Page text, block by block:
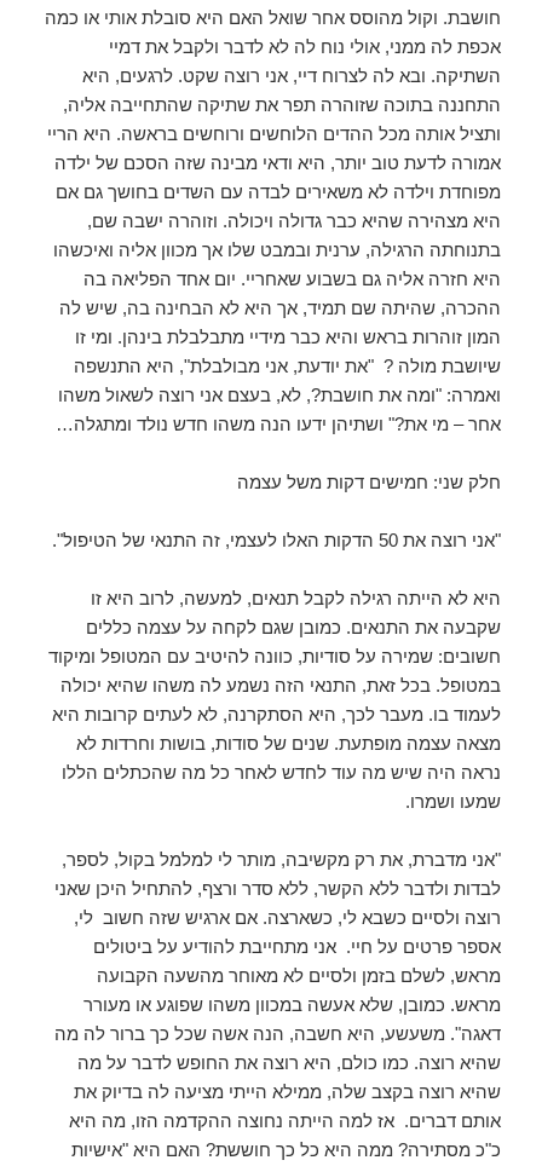
חושבת. וקול מהוסס אחר שואל האם היא סובלת אותי או כמה
אכפת לה ממני, אולי נוח לה לא לדבר ולקבל את דמיי
השתיקה. ובא לה לצרוח דיי, אני רוצה שקט. לרגעים, היא
התחננה בתוכה שזוהרה תפר את שתיקה שהתחייבה אליה,
ותציל אותה מכל ההדים הלוחשים ורוחשים בראשה. היא הריי
אמורה לדעת טוב יותר, היא ודאי מבינה שזה הסכם של ילדה
מפוחדת וילדה לא משאירים לבדה עם השדים בחושך גם אם
היא מצהירה שהיא כבר גדולה ויכולה. וזוהרה ישבה שם,
בתנוחתה הרגילה, ערנית ובמבט שלו אך מכוון אליה ואיכשהו
היא חזרה אליה גם בשבוע שאחריי. יום אחד הפליאה בה
ההכרה, שהיתה שם תמיד, אך היא לא הבחינה בה, שיש לה
המון זוהרות בראש והיא כבר מידיי מתבלבלת בינהן. ומי זו
שיושבת מולה ? "את יודעת, אני מבולבלת", היא התנשפה
ואמרה: "ומה את חושבת?, לא, בעצם אני רוצה לשאול משהו
אחר – מי את?" ושתיהן ידעו הנה משהו חדש נולד ומתגלה…
חלק שני: חמישים דקות משל עצמה
"אני רוצה את 50 הדקות האלו לעצמי, זה התנאי של הטיפול".
היא לא הייתה רגילה לקבל תנאים, למעשה, לרוב היא זו
שקבעה את התנאים. כמובן שגם לקחה על עצמה כללים
חשובים: שמירה על סודיות, כוונה להיטיב עם המטופל ומיקוד
במטופל. בכל זאת, התנאי הזה נשמע לה משהו שהיא יכולה
לעמוד בו. מעבר לכך, היא הסתקרנה, לא לעתים קרובות היא
מצאה עצמה מופתעת. שנים של סודות, בושות וחרדות לא
נראה היה שיש מה עוד לחדש לאחר כל מה שהכתלים הללו
שמעו ושמרו.
"אני מדברת, את רק מקשיבה, מותר לי למלמל בקול, לספר,
לבדות ולדבר ללא הקשר, ללא סדר ורצף, להתחיל היכן שאני
רוצה ולסיים כשבא לי, כשארצה. אם ארגיש שזה חשוב לי,
אספר פרטים על חיי. אני מתחייבת להודיע על ביטולים
מראש, לשלם בזמן ולסיים לא מאוחר מהשעה הקבועה
מראש. כמובן, שלא אעשה במכוון משהו שפוגע או מעורר
דאגה". משעשע, היא חשבה, הנה אשה שכל כך ברור לה מה
שהיא רוצה. כמו כולם, היא רוצה את החופש לדבר על מה
שהיא רוצה בקצב שלה, ממילא הייתי מציעה לה בדיוק את
אותם דברים. אז למה הייתה נחוצה ההקדמה הזו, מה היא
כ"כ מסתירה? ממה היא כל כך חוששת? האם היא "אישיות